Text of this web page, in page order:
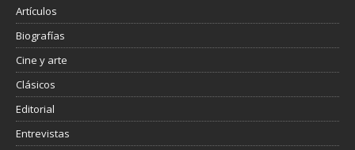
Artículos
Biografías
Cine y arte
Clásicos
Editorial
Entrevistas